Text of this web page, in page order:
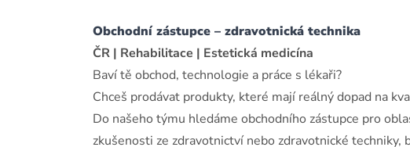
Obchodní zástupce – zdravotnická technika
ČR | Rehabilitace | Estetická medicína
Baví tě obchod, technologie a práce s lékaři?
Chceš prodávat produkty, které mají reálný dopad na
Do našeho týmu hledáme obchodního zástupce pro
zkušenosti ze zdravotnictví nebo zdravotnické techniky,